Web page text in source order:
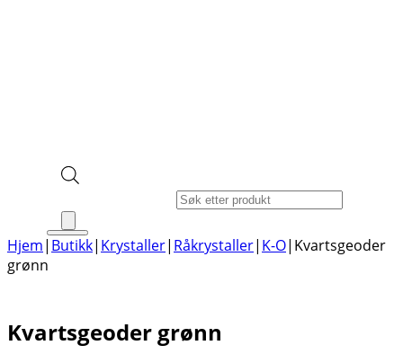
Hjem| Butikk| Krystaller| Råkrystaller| K-O| Kvartsgeoder
grønn
Kvartsgeoder grønn